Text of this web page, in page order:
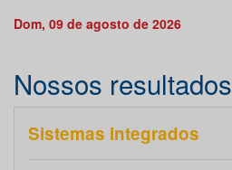
Dom, 09 de agosto de 2026
Nossos resultados
Sistemas integrados